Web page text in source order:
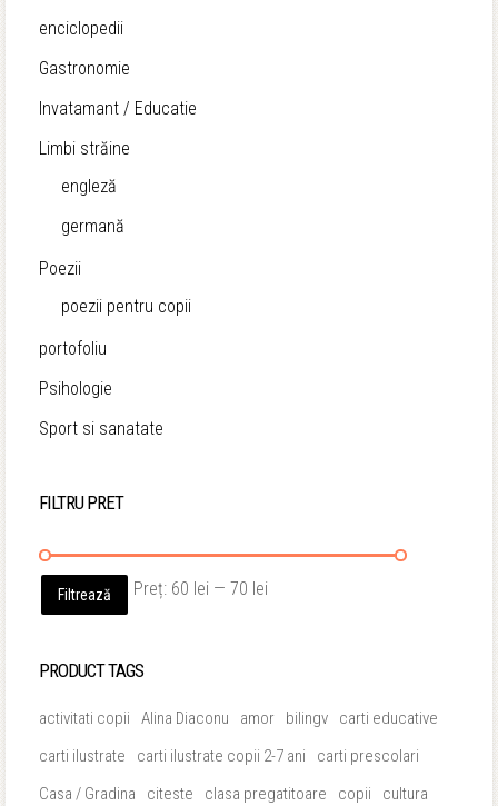
enciclopedii
Gastronomie
Invatamant / Educatie
Limbi străine
engleză
germană
Poezii
poezii pentru copii
portofoliu
Psihologie
Sport si sanatate
FILTRU PRET
Preț
Preț
Filtrează Preț: 60 lei — 70 lei
PRODUCT TAGS
activitati copii Alina Diaconu amor bilingv
carti educative
carti ilustrate
carti ilustrate copii 2-7 ani
carti prescolari
Casa / Gradina
citeste clasa pregatitoare copii
cultura